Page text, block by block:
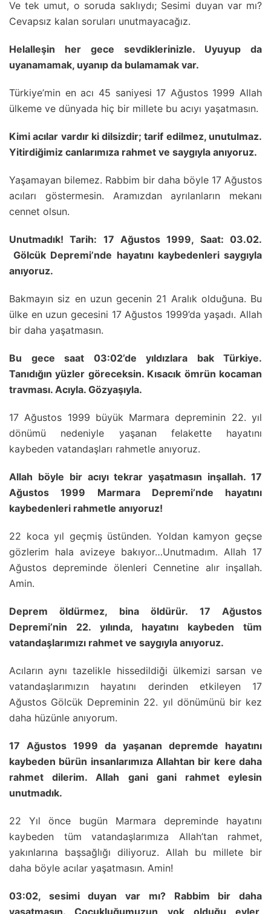
Ve tek umut, o soruda saklıydı; Sesimi duyan var mı?
Cevapsız kalan soruları unutmayacağız.
Helalleşin her gece sevdiklerinizle. Uyuyup da
uyanamamak, uyanıp da bulamamak var.
Türkiye’min en acı 45 saniyesi 17 Ağustos 1999 Allah
ülkeme ve dünyada hiç bir millete bu acıyı yaşatmasın.
Kimi acılar vardır ki dilsizdir; tarif edilmez, unutulmaz.
Yitirdiğimiz canlarımıza rahmet ve saygıyla anıyoruz.
Yaşamayan bilemez. Rabbim bir daha böyle 17 Ağustos
acıları göstermesin. Aramızdan ayrılanların mekanı
cennet olsun.
Unutmadık! Tarih: 17 Ağustos 1999, Saat: 03.02.
Gölcük Depremi’nde hayatını kaybedenleri saygıyla
anıyoruz.
Bakmayın siz en uzun gecenin 21 Aralık olduğuna. Bu
ülke en uzun gecesini 17 Ağustos 1999’da yaşadı. Allah
bir daha yaşatmasın.
Bu gece saat 03:02’de yıldızlara bak Türkiye.
Tanıdığın yüzler göreceksin. Kısacık ömrün kocaman
travması. Acıyla. Gözyaşıyla.
17 Ağustos 1999 büyük Marmara depreminin 22. yıl
dönümü nedeniyle yaşanan felakette hayatını
kaybeden vatandaşları rahmetle anıyoruz.
Allah böyle bir acıyı tekrar yaşatmasın inşallah. 17
Ağustos 1999 Marmara Depremi’nde hayatını
kaybedenleri rahmetle anıyoruz!
22 koca yıl geçmiş üstünden. Yoldan kamyon geçse
gözlerim hala avizeye bakıyor…Unutmadım. Allah 17
Ağustos depreminde ölenleri Cennetine alır inşallah.
Amin.
Deprem öldürmez, bina öldürür. 17 Ağustos
Depremi’nin 22. yılında, hayatını kaybeden tüm
vatandaşlarımızı rahmet ve saygıyla anıyoruz.
Acıların aynı tazelikle hissedildiği ülkemizi sarsan ve
vatandaşlarımızın hayatını derinden etkileyen 17
Ağustos Gölcük Depreminin 22. yıl dönümünü bir kez
daha hüzünle anıyorum.
17 Ağustos 1999 da yaşanan depremde hayatını
kaybeden bürün insanlarımıza Allahtan bir kere daha
rahmet dilerim. Allah gani gani rahmet eylesin
unutmadık.
22 Yıl önce bugün Marmara depreminde hayatını
kaybeden tüm vatandaşlarımıza Allah’tan rahmet,
yakınlarına başsağlığı diliyoruz. Allah bu millete bir
daha böyle acılar yaşatmasın. Amin!
03:02, sesimi duyan var mı? Rabbim bir daha
yaşatmasın. Çocukluğumuzun yok olduğu evler,